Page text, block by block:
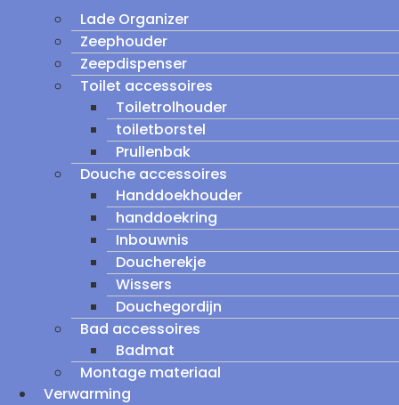
Lade Organizer
Zeephouder
Zeepdispenser
Toilet accessoires
Toiletrolhouder
toiletborstel
Prullenbak
Douche accessoires
Handdoekhouder
handdoekring
Inbouwnis
Doucherekje
Wissers
Douchegordijn
Bad accessoires
Badmat
Montage materiaal
Verwarming